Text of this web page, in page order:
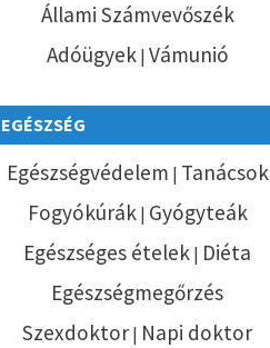
Állami Számvevőszék
Adóügyek| Vámunió
EGÉSZSÉG
Egészségvédelem | Tanácsok
Fogyókúrák| Gyógyteák
Egészséges ételek | Diéta
Egészségmegőrzés
Szexdoktor | Napi doktor